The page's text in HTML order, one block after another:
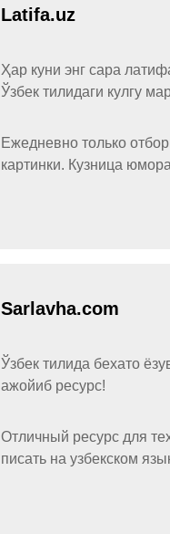
Latifa.uz
Ҳар куни энг сара
Ўзбек тилидаги кулгу
Ежедневно только
картинки. Кузница
Sarlavha.com
Ўзбек тилида бехато
ажойиб ресурс!
Отличный ресурс для
писать на узбекском